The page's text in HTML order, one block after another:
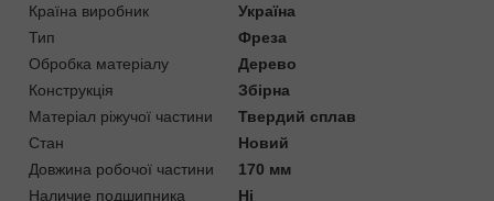
Країна виробник
Україна
Тип
Фреза
Обробка матеріалу
Дерево
Конструкція
Збірна
Матеріал ріжучої частини
Твердий сплав
Стан
Новий
Довжина робочої частини
170 мм
Наличие подшипника
Ні